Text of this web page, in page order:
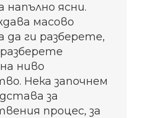
напълно ясни.
масово
да ги разберете,
ниво
Нека започнем
за
процес, за